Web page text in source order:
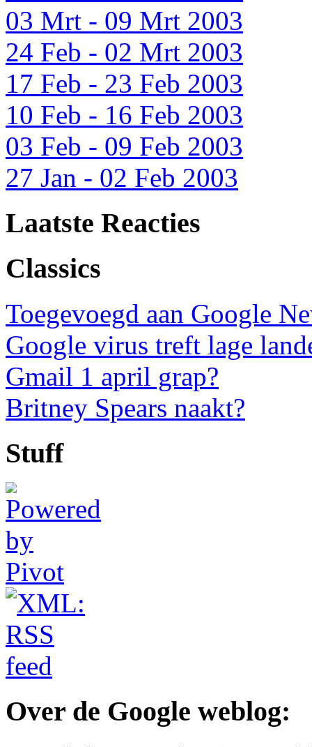
03 Mrt - 09 Mrt 2003
24 Feb - 02 Mrt 2003
17 Feb - 23 Feb 2003
10 Feb - 16 Feb 2003
03 Feb - 09 Feb 2003
27 Jan - 02 Feb 2003
Laatste Reacties
Classics
Toegevoegd aan Google
Google virus treft lage
Gmail 1 april grap?
Britney Spears naakt?
Stuff
Over de Google weblog: